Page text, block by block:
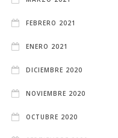
FEBRERO 2021
ENERO 2021
DICIEMBRE 2020
NOVIEMBRE 2020
OCTUBRE 2020